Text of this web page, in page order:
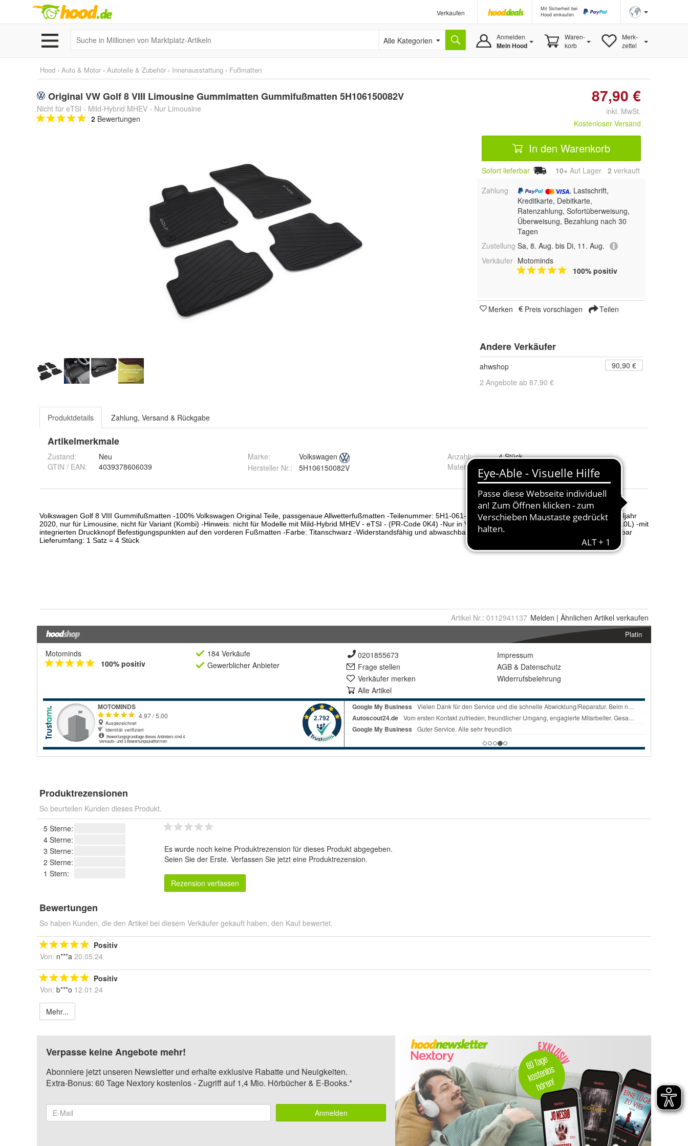
Verkaufen
Mit Sicherheit bei
Hood einkaufen
Alle Kategorien Anmelden
Mein Hood
Waren-
korb
Merk-
zettel
Hood › Auto & Motor › Autoteile & Zubehör › Innenausstattung › Fußmatten
Original VW Golf 8 VIII Limousine Gummimatten Gummifußmatten 5H106150082V
Nicht für eTSI - Mild-Hybrid MHEV - Nur Limousine
2 Bewertungen
87,90 €
inkl. MwSt.
Kostenloser Versand
In den Warenkorb
Sofort lieferbar 10+ Auf Lager 2 verkauft
Zahlung
, Lastschrift,
Kreditkarte, Debitkarte,
Ratenzahlung, Sofortüberweisung,
Überweisung, Bezahlung nach 30
Tagen
Zustellung Sa, 8. Aug. bis Di, 11. Aug.
Verkäufer Motominds
100% positiv
Merken Preis vorschlagen Teilen
Andere Verkäufer
ahwshop
90,90 €
2 Angebote ab 87,90 €
Produktdetails Zahlung, Versand & Rückgabe
Artikelmerkmale
Zustand:
Neu
GTIN / EAN:
4039378606039
Marke:
Volkswagen
Hersteller Nr.:
5H106150082V
Anzahl:
4 Stück
Material
Gummi
Artikel Nr.: 0112941137 Melden | Ähnlichen Artikel verkaufen
Platin
Motominds
100% positiv
184 Verkäufe
Gewerblicher Anbieter
0201855673
Frage stellen
Verkäufer merken
Alle Artikel
Impressum
AGB & Datenschutz
Widerrufsbelehrung
Produktrezensionen
So beurteilen Kunden dieses Produkt.
5 Sterne:
4 Sterne:
3 Sterne:
2 Sterne:
1 Stern:
Es wurde noch keine Produktrezension für dieses Produkt abgegeben.
Seien Sie der Erste. Verfassen Sie jetzt eine Produktrezension.
Rezension verfassen
Bewertungen
So haben Kunden, die den Artikel bei diesem Verkäufer gekauft haben, den Kauf bewertet.
Positiv
Von: n***a 20.05.24
Positiv
Von: b***o 12.01.24
Mehr...
Verpasse keine Angebote mehr!
Abonniere jetzt unseren Newsletter und erhalte exklusive Rabatte und Neuigkeiten.
Extra-Bonus: 60 Tage Nextory kostenlos - Zugriff auf 1,4 Mio. Hörbücher & E-Books.*
Anmelden